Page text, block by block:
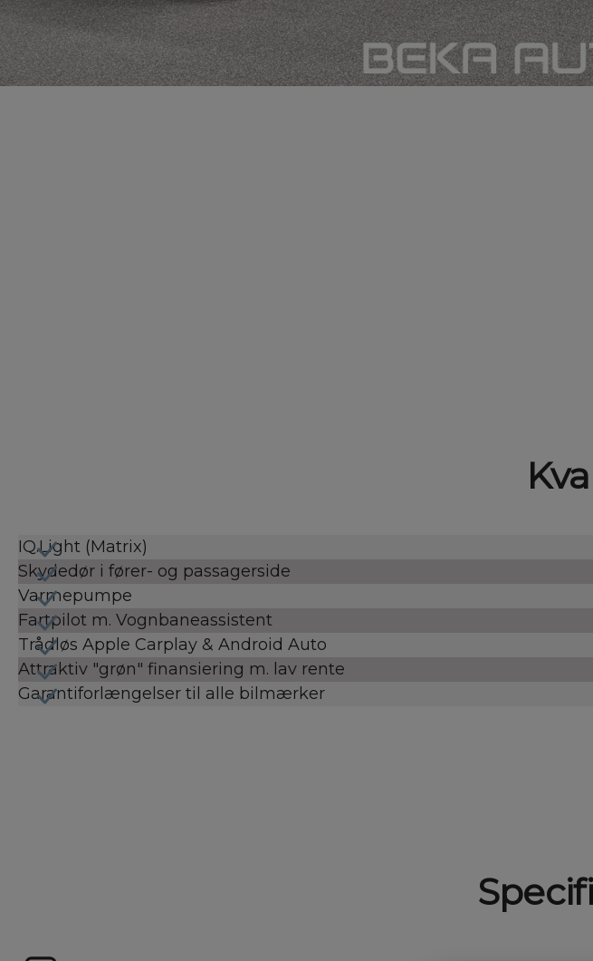
IQ.Light (Matrix)
Skydedør i fører- og passagerside
Varmepumpe
Fartpilot m. Vognbaneassistent
Trådløs Apple Carplay & Android Auto
Attraktiv "grøn" finansiering m. lav rente
Garantiforlængelser til alle bilmærker